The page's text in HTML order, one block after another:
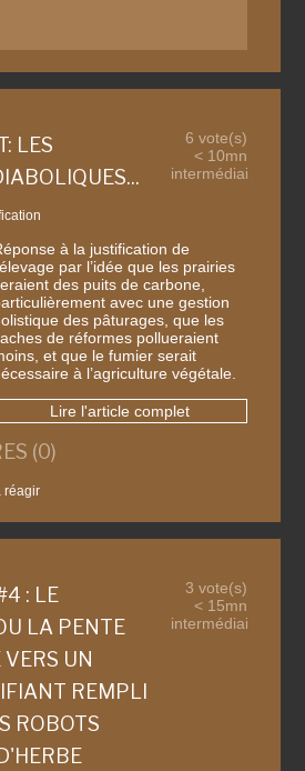
LES
6 vote(s)
< 10mn
intermédiaire
à la justification de
par l’idée que les prairies
des puits de carbone,
avec une gestion
des pâturages, que les
de réformes pollueraient
et que le fumier serait
à l’agriculture végétale.
Lire l'article complet
(0)
réagir
: LE
LA PENTE
UN
REMPLI
ROBOTS
3 vote(s)
< 15mn
intermédiaire